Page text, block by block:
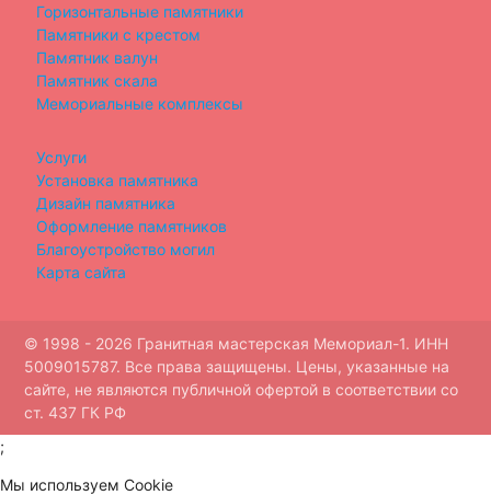
Горизонтальные памятники
Памятники с крестом
Памятник валун
Памятник скала
Мемориальные комплексы
Услуги
Установка памятника
Дизайн памятника
Оформление памятников
Благоустройство могил
Карта сайта
© 1998 - 2026 Гранитная мастерская Мемориал-1. ИНН
5009015787. Все права защищены. Цены, указанные на
сайте, не являются публичной офертой в соответствии со
ст. 437 ГК РФ
;
Мы используем Cookie